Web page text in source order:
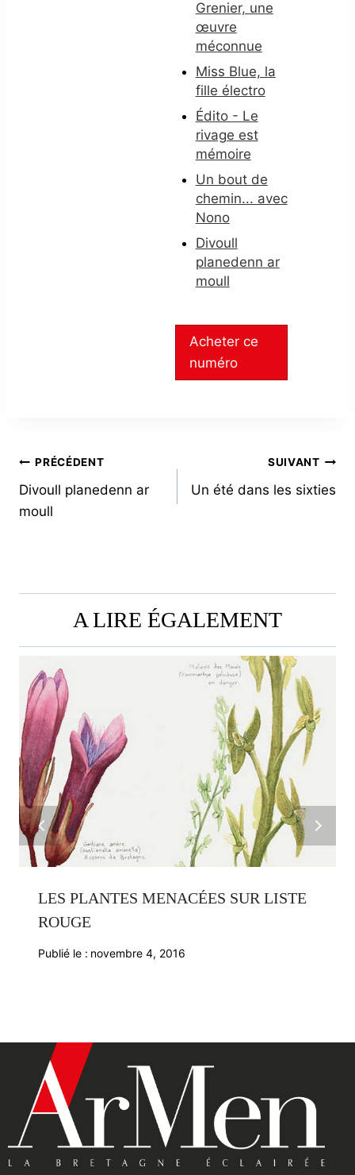
Grenier, une
œuvre
méconnue
Miss Blue, la
fille électro
Édito - Le
rivage est
mémoire
Un bout de
chemin... avec
Nono
Divoull
planedenn ar
moull
Acheter ce
numéro
NAVIGATION
DE
PRÉCÉDENT
Divoull planedenn ar
moull
SUIVANT
Un été dans les sixties
A LIRE ÉGALEMENT
LES PLANTES MENACÉES SUR LISTE
ROUGE
Publié le : novembre 4, 2016